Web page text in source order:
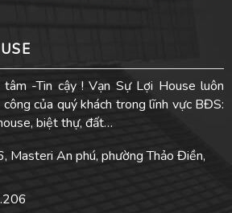
tâm -Tin cậy ! Vạn Sự Lợi House luôn
của quý khách trong lĩnh vực BĐS:
biệt thự, đất…
Masteri An phú, phường Thảo Điền,